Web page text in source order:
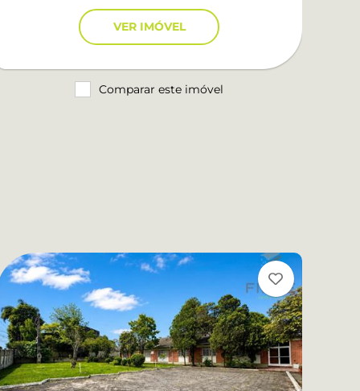
VER IMÓVEL
Comparar este imóvel